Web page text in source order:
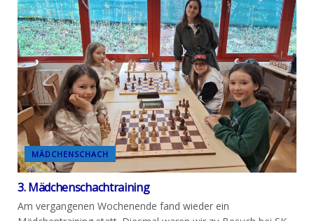
MÄDCHENSCHACH
3. Mädchenschachtraining
Am vergangenen Wochenende fand wieder ein